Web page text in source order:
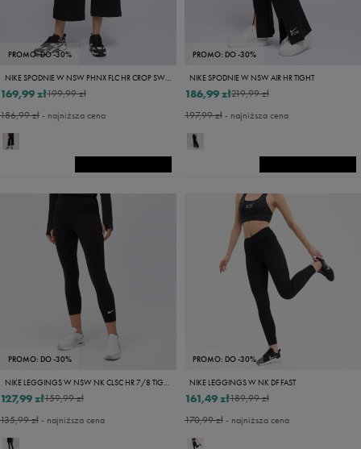
PROMO: DO -30%
NIKE SPODNIE W NSW PHNX FLC HR CROP SWTP
199,99 zł
169,99 zł
186,99 zł- najniższa cena
PROMO: DO -30%
NIKE SPODNIE W NSW AIR HR TIGHT
219,99 zł
186,99 zł
197,99 zł- najniższa cena
PROMO: DO -30%
NIKE LEGGINGS W NSW NK CLSC HR 7/8 TIGHT LBR
159,99 zł
127,99 zł
135,99 zł- najniższa cena
PROMO: DO -30%
NIKE LEGGINGS W NK DF FAST
189,99 zł
161,49 zł
170,99 zł- najniższa cena